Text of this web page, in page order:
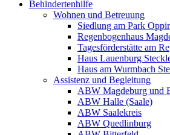
Behindertenhilfe
Wohnen und Betreuung
Siedlung am Park
Regenbogenhaus
Tagesförderstätte am
Haus Lauenburg
Haus am Wurmbach
Assistenz und Begleitung
ABW Magdeburg und
ABW Halle (Saale)
ABW Saalekreis
ABW Quedlinburg